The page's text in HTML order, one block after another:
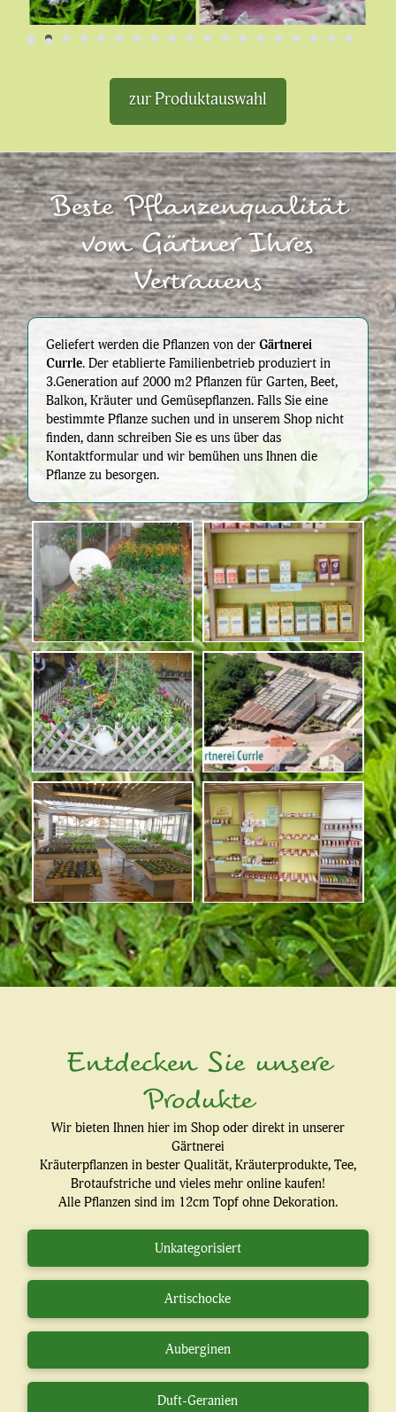
zur Produktauswahl
Beste Pflanzenqualität
vom Gärtner Ihres
Vertrauens
Geliefert werden die Pflanzen von derGärtnerei
Currle. Der etablierte Familienbetrieb produziert in
3.Generation auf 2000 m2 Pflanzen für Garten, Beet,
Balkon, Kräuter und Gemüsepflanzen. Falls Sie eine
bestimmte Pflanze suchen und in unserem Shop nicht
finden, dann schreiben Sie es uns über das
Kontaktformular und wir bemühen uns Ihnen die
Pflanze zu besorgen.
Entdecken Sie unsere
Produkte
Wir bieten Ihnen hier im Shop oder direkt in unserer
Gärtnerei
Kräuterpflanzen in bester Qualität, Kräuterprodukte, Tee,
Brotaufstriche und vieles mehr online kaufen!
Alle Pflanzen sind im 12cm Topf ohne Dekoration.
Unkategorisiert
Artischocke
Auberginen
Duft-Geranien